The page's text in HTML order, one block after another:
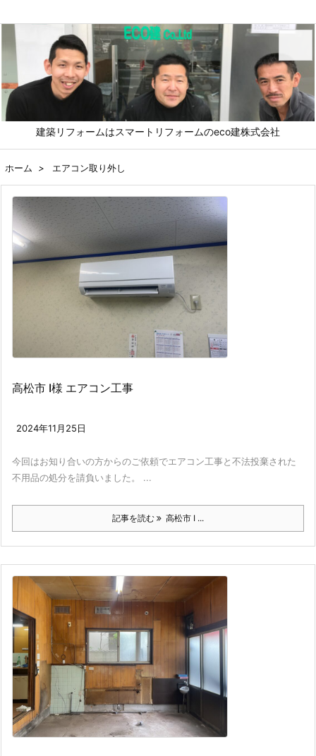
建築リフォームはスマートリフォームのeco建株式会社
メニュ
ホーム > エアコン取り外し
高松市 I様 エアコン工事
2024年11月25日
今回はお知り合いの方からのご依頼でエアコン工事と不法投棄された
不用品の処分を請負いました。 ...
記事を読む 高松市 I ...